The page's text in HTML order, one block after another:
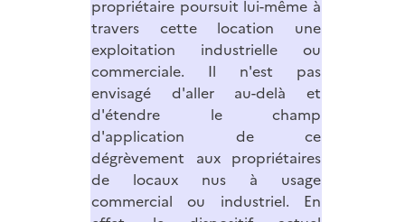
propriétaire poursuit lui-même à
travers cette location une
exploitation industrielle ou
commerciale. Il n'est pas
envisagé d'aller au-delà et
d'étendre le champ
d'application de ce
dégrèvement aux propriétaires
de locaux nus à usage
commercial ou industriel. En